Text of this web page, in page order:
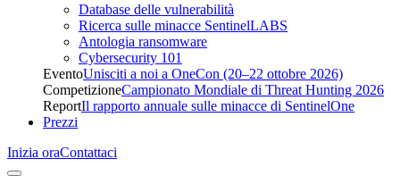
Database delle vulnerabilità
Ricerca sulle minacce SentinelLABS
Antologia ransomware
Cybersecurity 101
EventoUnisciti a noi a OneCon (20–22 ottobre 2026)
CompetizioneCampionato Mondiale di Threat Hunting 2026
ReportIl rapporto annuale sulle minacce di SentinelOne
Prezzi
Inizia oraContattaci